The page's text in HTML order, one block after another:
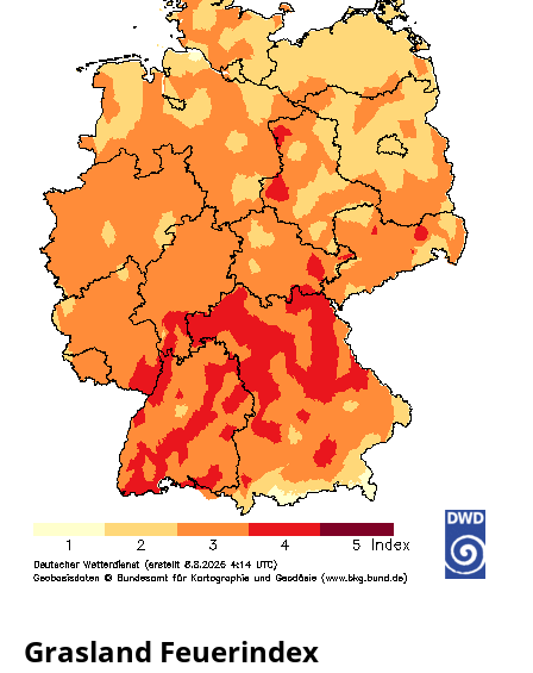
Grasland Feuerindex